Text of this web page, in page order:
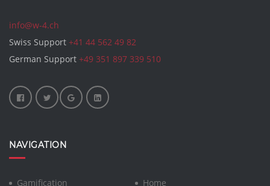
info@w-4.ch
Swiss Support +41 44 562 49 82
German Support +49 351 897 339 510
NAVIGATION
Gamification
Home